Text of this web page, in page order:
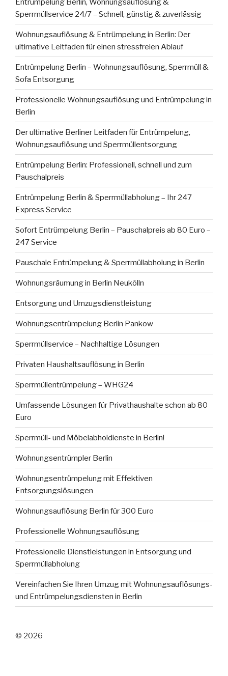
Entrümpelung Berlin, Wohnungsauflösung &
Sperrmüllservice 24/7 – Schnell, günstig & zuverlässig
Wohnungsauflösung & Entrümpelung in Berlin: Der
ultimative Leitfaden für einen stressfreien Ablauf
Entrümpelung Berlin – Wohnungsauflösung, Sperrmüll &
Sofa Entsorgung
Professionelle Wohnungsauflösung und Entrümpelung in
Berlin
Der ultimative Berliner Leitfaden für Entrümpelung,
Wohnungsauflösung und Sperrmüllentsorgung
Entrümpelung Berlin: Professionell, schnell und zum
Pauschalpreis
Entrümpelung Berlin & Sperrmüllabholung – Ihr 247
Express Service
Sofort Entrümpelung Berlin – Pauschalpreis ab 80 Euro –
247 Service
Pauschale Entrümpelung & Sperrmüllabholung in Berlin
Wohnungsräumung in Berlin Neukölln
Entsorgung und Umzugsdienstleistung
Wohnungsentrümpelung Berlin Pankow
Sperrmüllservice – Nachhaltige Lösungen
Privaten Haushaltsauflösung in Berlin
Sperrmüllentrümpelung – WHG24
Umfassende Lösungen für Privathaushalte schon ab 80
Euro
Sperrmüll- und Möbelabholdienste in Berlin!
Wohnungsentrümpler Berlin
Wohnungsentrümpelung mit Effektiven
Entsorgungslösungen
Wohnungsauflösung Berlin für 300 Euro
Professionelle Wohnungsauflösung
Professionelle Dienstleistungen in Entsorgung und
Sperrmüllabholung
Vereinfachen Sie Ihren Umzug mit Wohnungsauflösungs-
und Entrümpelungsdiensten in Berlin
© 2026